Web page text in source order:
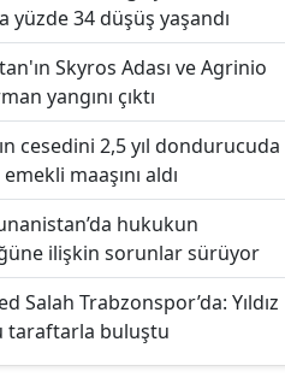
yüzde 34 düşüş yaşandı
Skyros Adası ve Agrinio
yangını çıktı
cesedini 2,5 yıl dondurucuda
maaşını aldı
hukukun
ilişkin sorunlar sürüyor
Salah Trabzonspor’da: Yıldız
taraftarla buluştu